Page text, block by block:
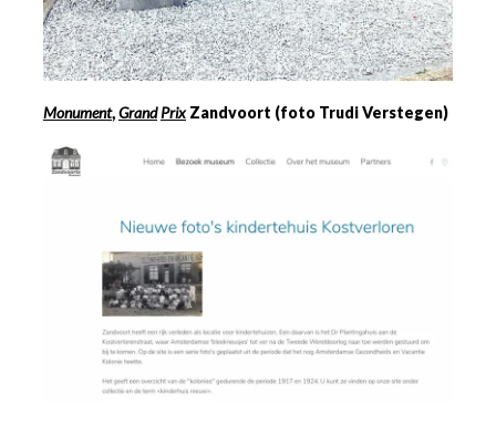
Monument,Grand PrixZandvoort (foto Trudi Verstegen)